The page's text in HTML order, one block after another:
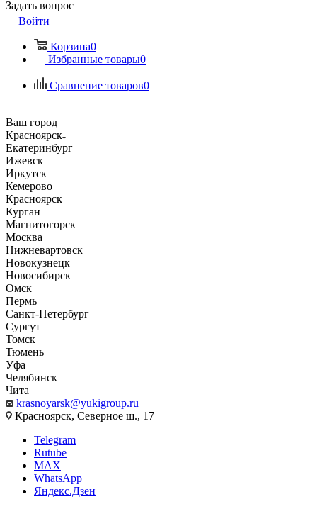
Задать вопрос
Войти
Корзина0
Избранные товары0
Сравнение товаров0
Ваш город
Красноярск
Екатеринбург
Ижевск
Иркутск
Кемерово
Красноярск
Курган
Магнитогорск
Москва
Нижневартовск
Новокузнецк
Новосибирск
Омск
Пермь
Санкт-Петербург
Сургут
Томск
Тюмень
Уфа
Челябинск
Чита
krasnoyarsk@yukigroup.ru
Красноярск, Северное ш., 17
Telegram
Rutube
MAX
WhatsApp
Яндекс.Дзен